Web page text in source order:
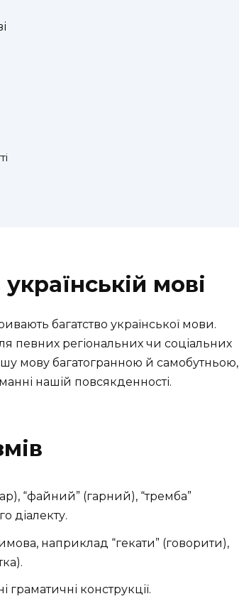
мові
багатство української мови.
певних регіональних чи соціальних
мову багатогранною й самобутньою,
нашій повсякденності.
“файний” (гарний), “тремба”
діалекту.
наприклад “гекати” (говорити),
конструкції.